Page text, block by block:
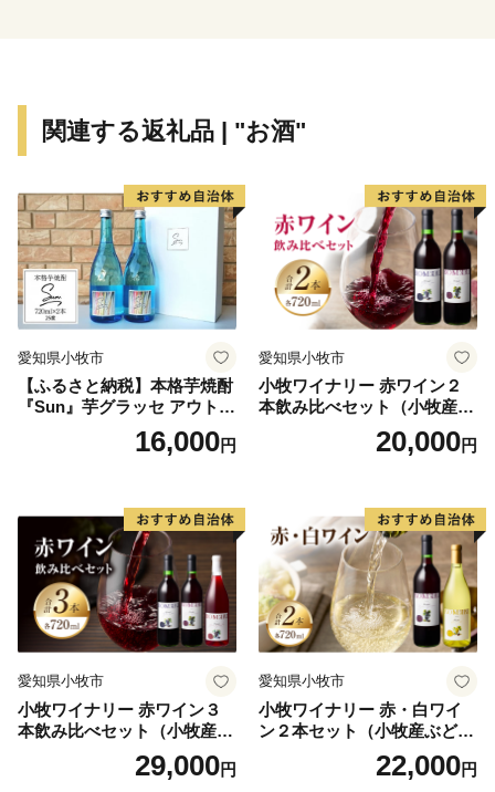
関連する返礼品 | "お酒"
愛知県小牧市
【ふるさと納税】本格芋焼酎
『Sun』芋グラッセ アウトド
ア ソロキャンプ ベランピン
グ 巣ごもり 就労支援16,000円
愛知県小牧市
小牧ワイナリー 赤ワイン２
本飲み比べセット（小牧産ぶ
どう100％使用）20,000円
愛知県小牧市
小牧ワイナリー 赤ワイン３
本飲み比べセット（小牧産ぶ
どう100％使用）29,000円
愛知県小牧市
小牧ワイナリー 赤・白ワイ
ン２本セット（小牧産ぶどう
22,000円